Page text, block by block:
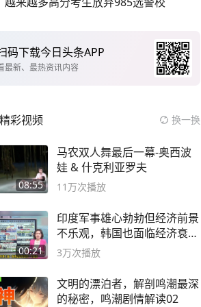
码下载今日头条APP
最新、最热资讯内容
精彩视频 换一换
08:55
马农双人舞最后一幕-奥西波
娃 & 什克利亚罗夫
11万次播放
00:21
印度军事雄心勃勃但经济前景
不乐观，韩国也面临经济衰退
风险
3万次播放
文明的漂泊者，解剖鸣潮最深
的秘密，鸣潮剧情解读02